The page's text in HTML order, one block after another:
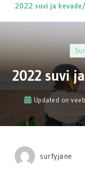
2022 suvi ja
2022 suvi
Updated on
surfyjane